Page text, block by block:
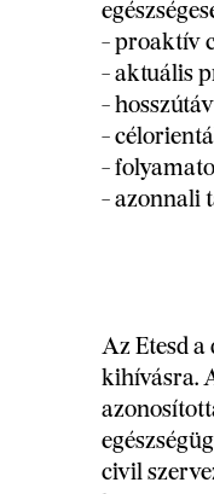
- proaktív
- aktuális
-
-
-
- azonnali
Az Etesd
kihívásra.
civil